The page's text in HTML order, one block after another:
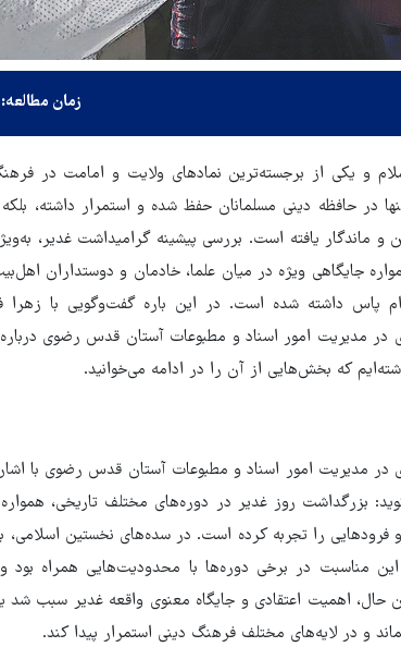
زمان مطالعه: ۵ دقیقه
و یکی از برجسته‌ترین نمادهای ولایت و امامت در
در حافظه دینی مسلمانان حفظ شده و استمرار داشته، بلکه
ماندگار یافته است. بررسی پیشینه گرامیداشت غدیر،
جایگاهی ویژه در میان علما، خادمان و دوستداران
پاس داشته شده است. در این باره گفت‌وگویی با زهرا
مدیریت امور اسناد و مطبوعات آستان قدس رضوی
که بخش‌هایی از آن را در ادامه می‌خوانید.
مدیریت امور اسناد و مطبوعات آستان قدس رضوی با
بزرگداشت روز غدیر در دوره‌های مختلف تاریخی،
را تجربه کرده است. در سده‌های نخستین اسلامی،
این مناسبت در برخی دوره‌ها با محدودیت‌هایی همراه بود
حال، اهمیت اعتقادی و جایگاه معنوی واقعه غدیر سبب شد
و در لایه‌های مختلف فرهنگ دینی استمرار پیدا کند.
آمریکا را
کرد
ترامپ نماد فساد،
جنگ‌طلبی است!